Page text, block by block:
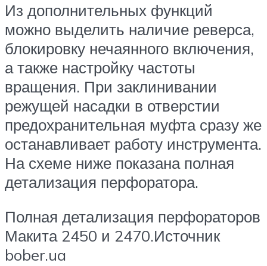
Из дополнительных функций
можно выделить наличие реверса,
блокировку нечаянного включения,
а также настройку частоты
вращения. При заклинивании
режущей насадки в отверстии
предохранительная муфта сразу же
останавливает работу инструмента.
На схеме ниже показана полная
детализация перфоратора.
Полная детализация перфораторов
Макита 2450 и 2470.Источник
bober.ua